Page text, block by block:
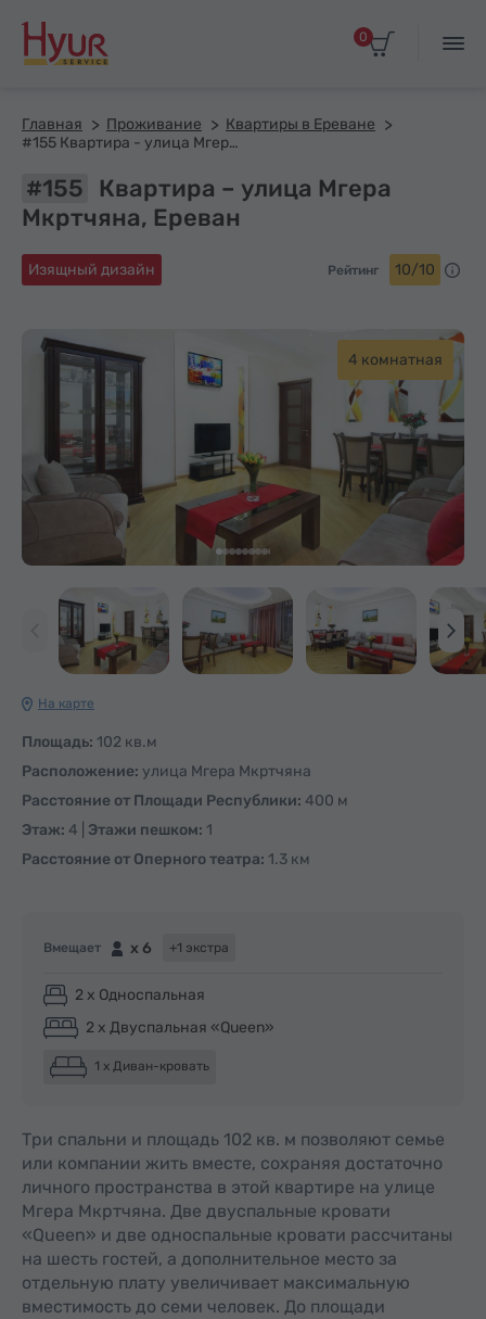
0
Главная Проживание
Квартиры в Ереване
#155 Квартира - улица Мгера Мкртчяна
#155
Квартира – улица Мгера
Мкртчяна, Ереван
Изящный дизайн Рейтинг 10/10
4 комнатная
На карте
Площадь: 102 кв.м
Расположение: улица Мгера Мкртчяна
Расстояние от Площади Республики: 400 м
Этаж: 4 | Этажи пешком: 1
Расстояние от Оперного театра: 1.3 км
Вмещает x 6 +1 экстра
2 x Односпальная
2 x Двуспальная «Queen»
1 x Диван-кровать
Три спальни и площадь 102 кв. м позволяют семье
или компании жить вместе, сохраняя достаточно
личного пространства в этой квартире на улице
Мгера Мкртчяна. Две двуспальные кровати
«Queen» и две односпальные кровати рассчитаны
на шесть гостей, а дополнительное место за
отдельную плату увеличивает максимальную
вместимость до семи человек. До площади